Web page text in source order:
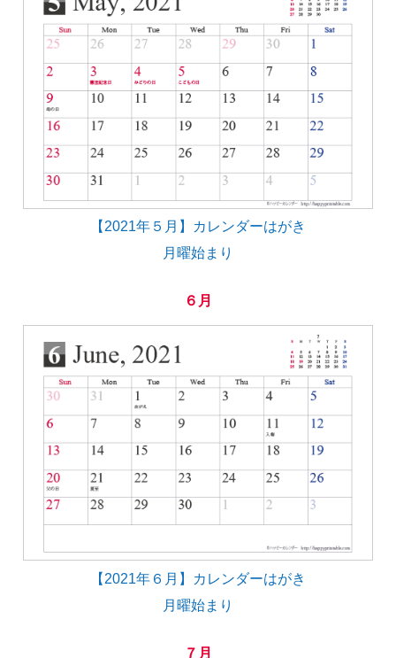
【2021年５月】カレンダーはがき
月曜始まり
６月
【2021年６月】カレンダーはがき
月曜始まり
７月